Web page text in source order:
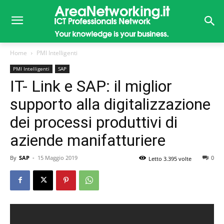
Home PMI Intelligenti
PMI Intelligenti SAP
IT- Link e SAP: il miglior
supporto alla digitalizzazione
dei processi produttivi di
aziende manifatturiere
By SAP - 15 Maggio 2019 0
Letto 3.395 volte